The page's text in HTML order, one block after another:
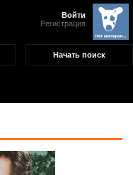
Войти
Регистрация